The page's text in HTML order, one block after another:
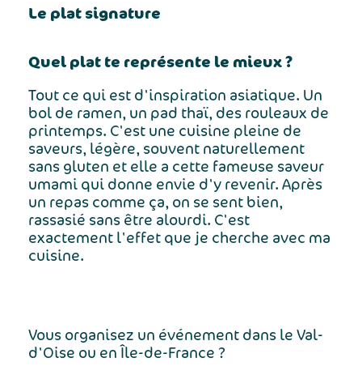
Le plat signature
Quel plat te représente le mieux ?
Tout ce qui est d'inspiration asiatique. Un
bol de ramen, un pad thaï, des rouleaux de
printemps. C'est une cuisine pleine de
saveurs, légère, souvent naturellement
sans gluten et elle a cette fameuse saveur
umami qui donne envie d'y revenir. Après
un repas comme ça, on se sent bien,
rassasié sans être alourdi. C'est
exactement l'effet que je cherche avec ma
cuisine.
Vous organisez un événement dans le Val-
d'Oise ou en Île-de-France ?